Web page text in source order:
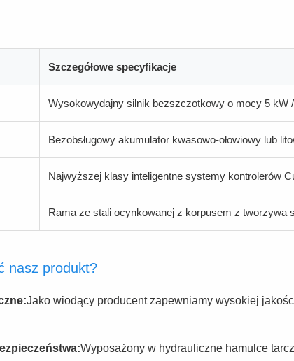
Szczegółowe specyfikacje
Wysokowydajny silnik bezszczotkowy o mocy 5 kW
Bezobsługowy akumulator kwasowo-ołowiowy lub
Najwyższej klasy inteligentne systemy kontrolerów
Rama ze stali ocynkowanej z korpusem z tworzywa
nasz produkt?
Jako wiodący producent zapewniamy wysokiej
Wyposażony w hydrauliczne hamulce